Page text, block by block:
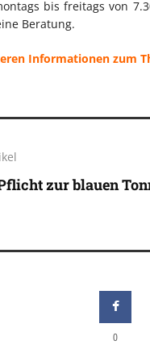
bis freitags von
Beratung.
Informationen zum
zur blauen
0